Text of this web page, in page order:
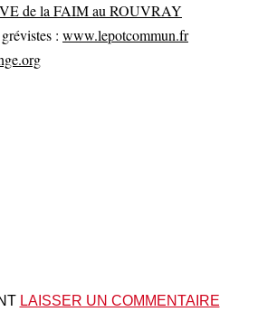
de la FAIM au ROUVRAY
: www.lepotcommun.fr
LAISSER UN COMMENTAIRE